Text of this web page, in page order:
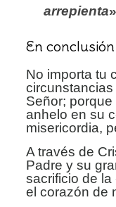
arrepienta
En conclusión
No importa tu
Señor;
anhelo en su
misericordia,
A través de
Padre y su
sacrificio de
el corazón de